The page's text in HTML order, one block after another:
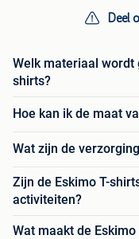
Deel
Welk materiaal wordt
shirts?
Hoe kan ik de maat
Wat zijn de
Zijn de Eskimo T-
activiteiten?
Wat maakt de